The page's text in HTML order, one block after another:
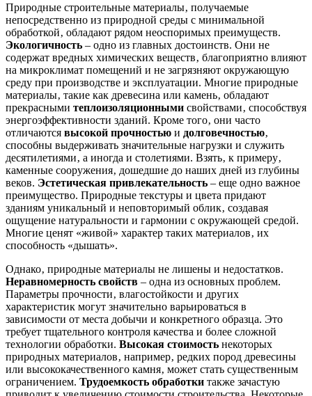
Природные строительные материалы‚ получаемые
непосредственно из природной среды с минимальной
обработкой‚ обладают рядом неоспоримых преимуществ.
Экологичность – одно из главных достоинств. Они не
содержат вредных химических веществ‚ благоприятно влияют
на микроклимат помещений и не загрязняют окружающую
среду при производстве и эксплуатации. Многие природные
материалы‚ такие как древесина или камень‚ обладают
прекрасными теплоизоляционными свойствами‚ способствуя
энергоэффективности зданий. Кроме того‚ они часто
отличаются высокой прочностью и долговечностью‚
способны выдерживать значительные нагрузки и служить
десятилетиями‚ а иногда и столетиями. Взять‚ к примеру‚
каменные сооружения‚ дошедшие до наших дней из глубины
веков. Эстетическая привлекательность – еще одно важное
преимущество. Природные текстуры и цвета придают
зданиям уникальный и неповторимый облик‚ создавая
ощущение натуральности и гармонии с окружающей средой.
Многие ценят «живой» характер таких материалов‚ их
способность «дышать».
Однако‚ природные материалы не лишены и недостатков.
Неравномерность свойств – одна из основных проблем.
Параметры прочности‚ влагостойкости и других
характеристик могут значительно варьироваться в
зависимости от места добычи и конкретного образца. Это
требует тщательного контроля качества и более сложной
технологии обработки. Высокая стоимость некоторых
природных материалов‚ например‚ редких пород древесины
или высококачественного камня‚ может стать существенным
ограничением. Трудоемкость обработки также зачастую